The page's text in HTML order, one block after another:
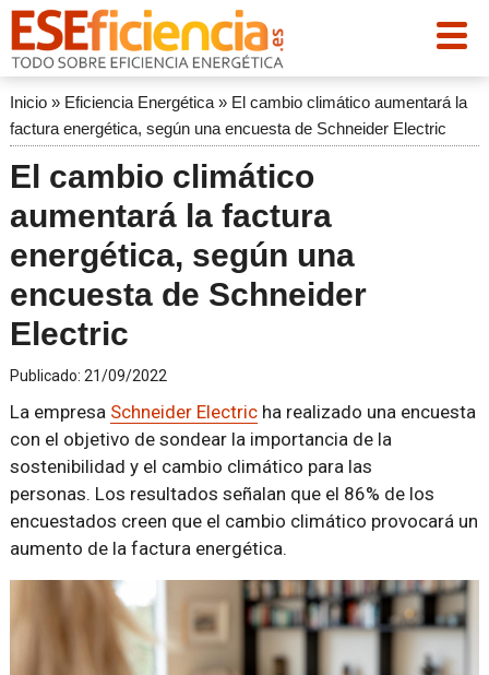
Inicio» Eficiencia Energética» El cambio climático aumentará la
factura energética, según una encuesta de Schneider Electric
El cambio climático
aumentará la factura
energética, según una
encuesta de Schneider
Electric
Publicado: 21/09/2022
La empresa Schneider Electricha realizado una encuesta
con el objetivo de sondear la importancia de la
sostenibilidad y el cambio climático para las
personas. Los resultados señalan que el 86% de los
encuestados creen que el cambio climático provocará un
aumento de la factura energética.